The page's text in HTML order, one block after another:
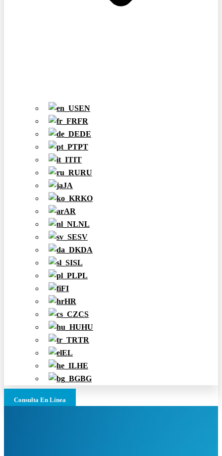
EN
FR
DE
PT
IT
RU
JA
KO
AR
NL
SV
DA
SL
PL
FI
HR
CS
HU
TR
EL
HE
BG
Consulta En Línea